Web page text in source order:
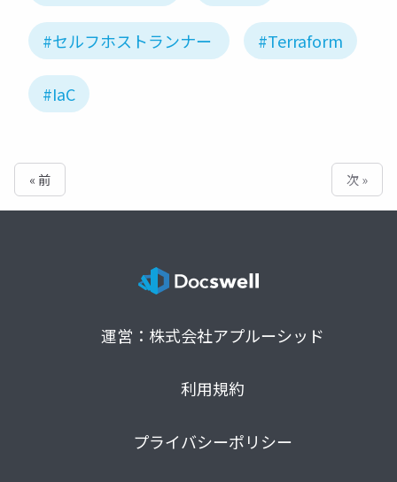
#セルフホストランナー #Terraform
#IaC
« 前 次 »
運営：株式会社アプルーシッド
利用規約
プライバシーポリシー